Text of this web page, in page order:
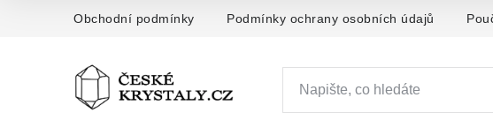
Obchodní podmínky Podmínky ochrany osobních údajů